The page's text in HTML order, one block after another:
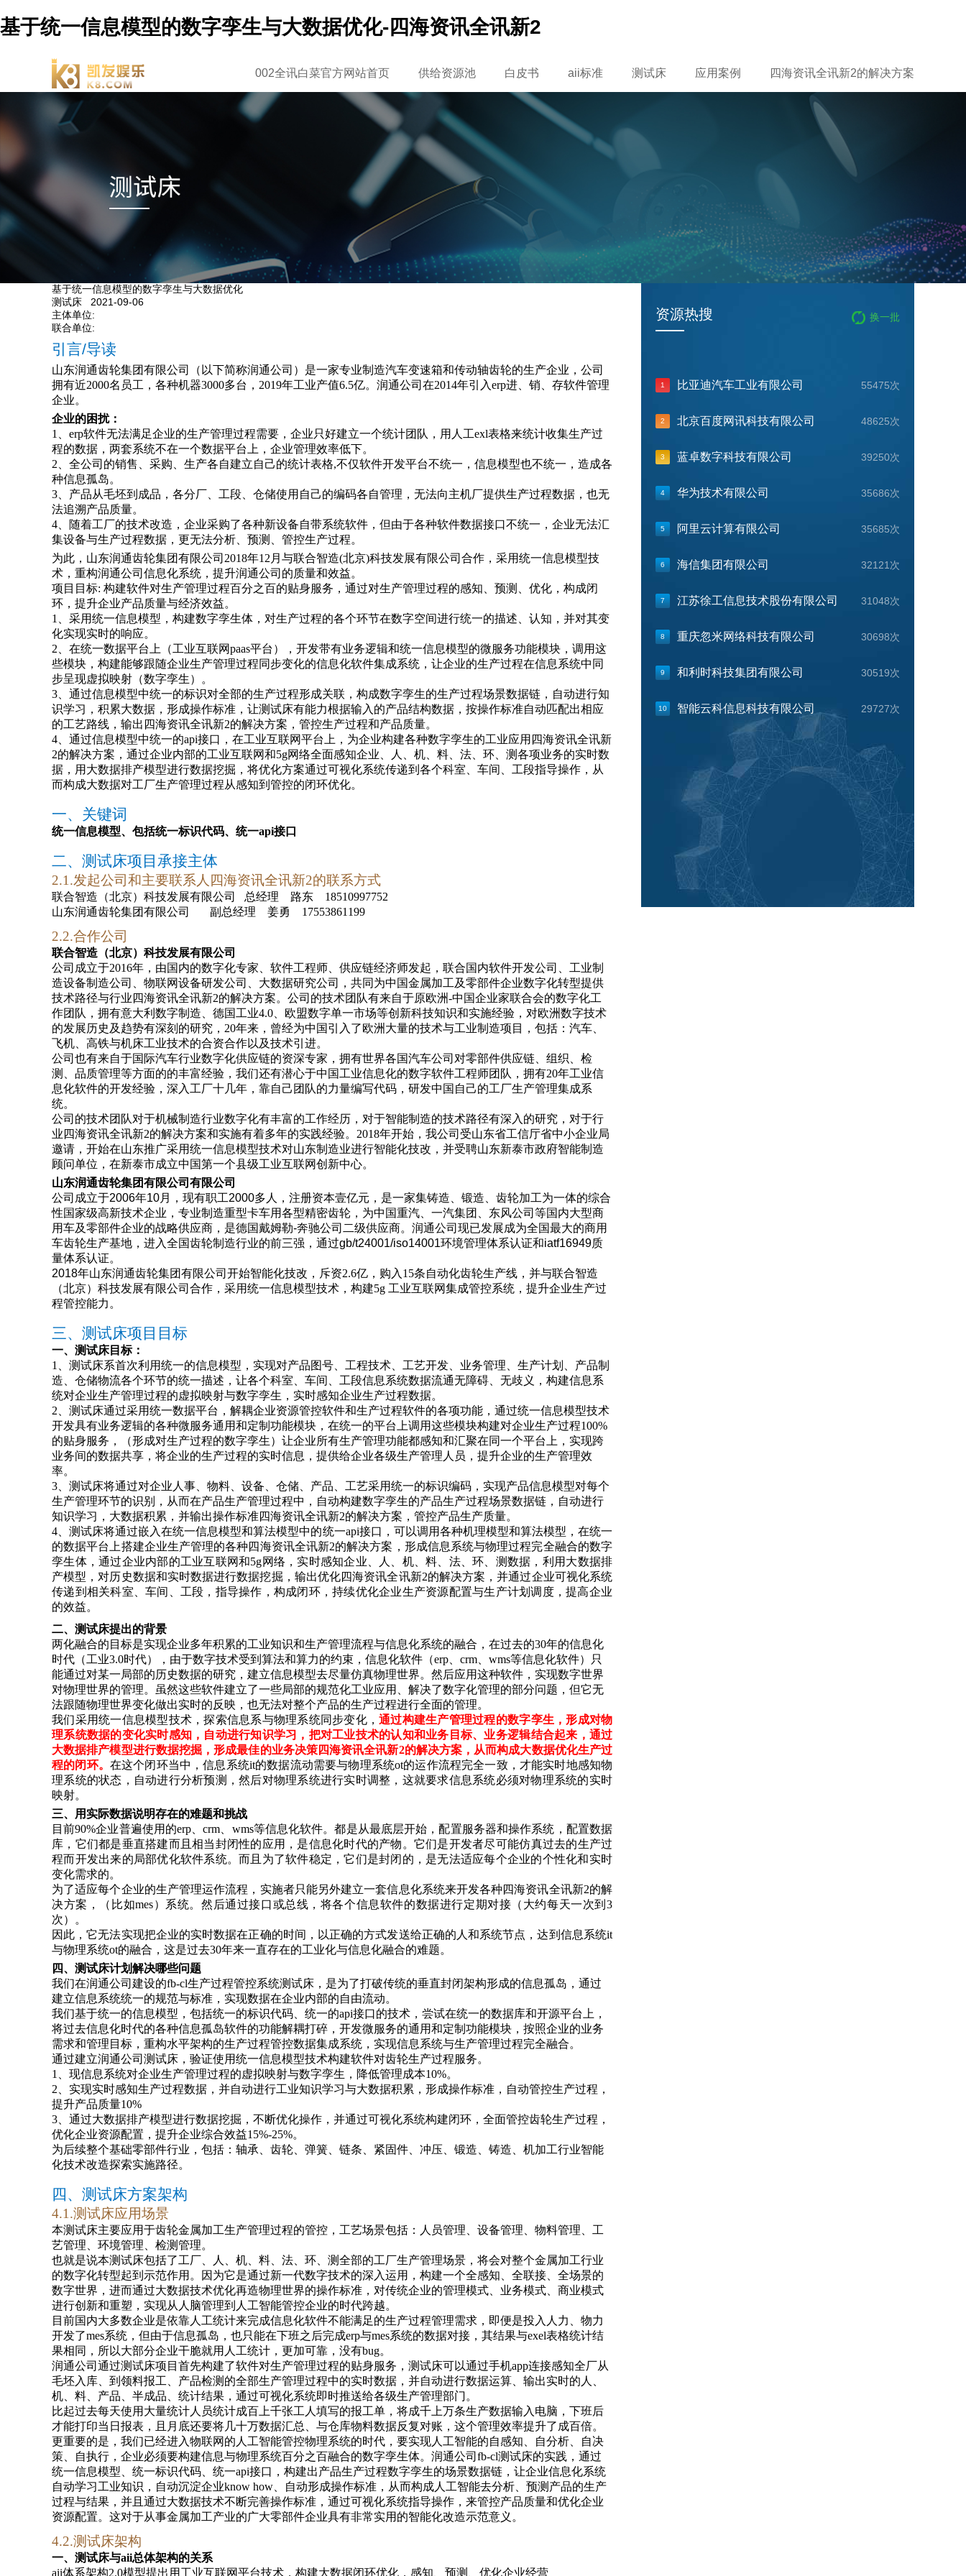
基于统一信息模型的数字孪生与大数据优化-四海资讯全讯新2
002全讯白菜官方网站首页 供给资源池 白皮书 aii标准 测试床 应用案例 四海资讯全讯新2的解决方案
基于统一信息模型的数字孪生与大数据优化
测试床 2021-09-06
主体单位:
联合单位:
引言/导读
山东润通齿轮集团有限公司（以下简称润通公司） 是一家专业制造汽车变速箱和传动轴齿轮的生产企业，公司
拥有近2000名员工，各种机器3000多台，2019年工业产值6.5亿。 润通公司 在2014年引入erp进、销、存软件管理
企业。
企业的困扰：
1、erp软件无法满足企业的生产管理过程需要，企业只好建立一个统计团队，用人工exl表格来统计收集生产过
程的数据 ， 两套系统不在一个数据平台上，企业管理效率低下。
2、全公司的销售、采购、生产各自建立自己的统计表格,不仅软件开发平台不统一，信息模型也不统一，造成各
种信息孤岛。
3、产品从毛坯到成品，各分厂、工段、仓储使用自己的编码各自管理，无法向主机厂提供生产过程数据，也无
法追溯产品质量。
4、随着工厂的技术改造，企业采购了各种新设备自带系统软件，但由于各种软件数据接口不统一，企业无法汇
集设备与生产过程数据，更无法分析
预测
管控生产过程。
为此 ，山东润通齿轮集团有限公司 2018年12月与联合智造(北京)科技发展有限公司合作，采用统一信息模型技
术，重构润通公司信息化系统 ， 提升润通公司的质量和效益。
项目目标: 构建软件对生产管理过程百分之百的贴身服务，通过对生产管理过程的感知、预测、优化 ， 构成闭
环，提升企业产品质量与经济效益。
1、采用统一信息模型，构建数字孪生体，对生产过程的各个环节在数字空间进行统一的描述、认知 ， 并对其变
化实现实时的响应。
2、在统一数据平台上（工业互联网paas平台），开发带有业务逻辑和统一信息模型的微服务功能模块，调用这
些模块，构建能够跟随企业生产管理过程同步变化的信息化软件集成系统，让企业的生产过程在信息系统中同
步呈现虚拟映射（数字孪生）。
3、通过信息模型中统一的标识对全部的生产过程形成关联，构成数字孪生的生产过程场景数据链，自动进行知
识学习，积累大数据，形成操作标准，让测试床有能力根据输入的产品结构数据，按操作标准自动匹配出相应
的工艺路线，输出四海资讯全讯新2的解决方案，管控生产过程和产品质量。
4、通过信息模型中统一的api接口，在工业互联网平台上，为企业构建各种数字孪生的工业应用四海资讯全讯新
2的解决方案，通过企业内部的工业互联网和5g网络全面感知企业
人、机、料、法、环、测各项业务的实时数
据， 用大数据排产模型进行数据挖掘 ，将优化方案通过可视化系统传递到各个科室、车间、工段指导操作，从
而构成大数据对工厂生产管理过程从感知到管控的闭环优化。
一、关键词
统一信息模型、包括统一标识代码、统一api接口
二、测试床项目承接主体
2.1.发起公司和主要联系人四海资讯全讯新2的联系方式
联合智造（北京）科技发展有限公司 总经理 路东 18510997752
山东润通齿轮集团有限公司 副总经理 姜勇 17553861199
2.2.合作公司
联合智造（北京）科技发展有限公司
公司成立于2016年，由国内的数字化专家、软件工程师、供应链经济师发起，联合国内软件开发公司、工业制
造设备制造公司、物联网设备研发公司、大数据研究公司
， 共同为中国金属加工及零部件企业数字化转型提供
技术路径与行业四海资讯全讯新2的解决方案。公司的技术团队有来自于原欧洲-中国企业家联合会的数字化工
作团队，拥有意大利数字制造、德国工业4.0、欧盟数字单一市场等创新科技知识和实施经验，对欧洲数字技术
的发展历史及趋势有深刻的研究，20年来，曾经为中国引入了欧洲大量的技术与工业制造项目，包括：汽车、
飞机、高铁与机床工业技术的合资合作以及技术引进。
公司 也有来自于国际汽车行业数字化供应链的资深专家，拥有世界各国汽车公司对零部件供应链、组织、检
测、品质管理等方面的的丰富经验，我们还有潜心于中国工业信息化的数字软件工程师团队，拥有20年工业信
息化软件的开发经验，深入工厂十几年，靠自己团队的力量编写代码，研发中国自己的工厂生产管理集成系
统。
公司 的技术团队对于机械制造行业数字化有丰富的工作经历，对于智能制造的技术路径有深入的研究，对于行
业四海资讯全讯新2的解决方案和实施有着多年的实践经验。2018年开始，我公司受山东省工信厅省中小企业局
邀请，开始在山东推广采用统一信息模型技术对山东制造业进行智能化技改，并受聘山东新泰市政府智能制造
顾问单位，在新泰市成立中国第一个县级工业互联网创新中心。
山东润通齿轮集团有限公司 有限公司
公司 成立于2006年10月，现有职工2000多人，注册资本壹亿元，是一家集铸造、锻造、齿轮加工为一体的综合
性国家级高新技术企业，专业制造重型卡车用各型精密齿轮，为中国重汽、一汽集团、东风公司等国内大型商
用车及零部件企业的战略供应商，是德国戴姆勒-奔驰公司二级供应商。润通公司现已发展成为全国最大的商用
车齿轮生产基地，进入全国齿轮制造行业的前三强， 通过gb/t24001/iso14001环境管理体系认证和iatf16949质
量体系认证。
2018年山东润通齿轮集团有限公司开始智能化技改，斥资2.6亿，购入15条自动化齿轮生产线，并与联合智造
（北京）科技发展有限公司合作，采用统一信息模型技术，构建5g 工业互联网集成管控系统，提升企业生产过
程管控能力。
三、测试床项目目标
一、测试床目标：
1、测试床系首次利用统一的信息模型，实现对产品图号、工程技术、工艺开发、业务管理、生产计划、产品制
造、仓储物流各个环节的统一描述 ， 让各个科室、车间、工段信息系统数据流通无障碍、无歧义，构建信息系
统对企业生产管理过程的虚拟映射与数字孪生，实时感知企业生产过程数据。
2、测试床通过采用统一数据平台，解耦企业资源管控软件和生产过程软件的各项功能，通过统一信息模型技术
开发具有业务逻辑的各种微服务通用和定制功能模块，在统一的平台上调用这些模块构建对企业生产过程100%
的贴身服务 ， （形成对生产过程的数字孪生） 让企业所有生产管理功能都感知和汇聚在同一个平台上，实现跨
业务间的数据共享，将企业的生产过程的实时信息，提供给企业各级生产管理人员，提升企业的生产管理效
率。
3、测试床将通过对企业人事、物料、设备、仓储、产品、工艺采用统一的标识编码，实现产品信息模型对每个
生产管理环节的识别，从而在产品生产管理过程中，自动构建数字孪生的产品生产过程场景数据链，自动进行
知识学习，大数据积累，并输出操作标准四海资讯全讯新2的解决方案，管控产品生产质量。
4、测试床将通过嵌入在统一信息模型和算法模型中的统一api接口，可以调用各种机理模型和算法模型，在统一
的数据平台上搭建企业生产管理的各种四海资讯全讯新2的解决方案，形成信息系统与物理过程完全融合的数字
孪生体，通过企业内部的工业互联网和5g网络，实时感知企业
人、机、料、法、环、测数据，利用大数据排
产模型 ，对历史数据和实时数据进行数据挖掘， 输出优化四海资讯全讯新2的解决方案，并通过企业可视化系统
传递到相关科室、车间、工段，指导操作，构成闭环，持续优化企业生产资源配置与生产计划调度，提高企业
的效益。
二、测试床提出的背景
两化融合的目标是实现企业多年积累的工业知识和生产管理流程与信息化系统的融合，在过去的30年的信息化
时代（工业3.0时代），由于数字技术受到算法和算力的约束，信息化软件（erp、crm、wms等信息化软件）只
能通过对某一局部的历史数据的研究，建立信息模型去尽量仿真物理世界。然后应用这种软件，实现数字世界
对物理世界的管理。虽然这些软件建立了一些局部的规范化工业应用、解决了数字化管理的部分问题 ，但它无
法跟随物理世界变化做出实时的反映，也无法对整个产品的生产过程进行全面的管理。
我们采用统一信息模型技术 ，探索信息系与物理系统同步变化，通过构建生产管理过程的数字孪生，形成对物
理系统数据的变化实时感知，自动进行知识学习， 把对工业技术的认知和业务目标、业务逻辑结合起来 ，通过
大数据排产模型进行数据挖掘 ，形成最佳的业务决策四海资讯全讯新2的解决方案，从而构成大数据优化生产过
程的闭环。 在这个闭环当中，信息系统it的数据流动需要与物理系统ot的运作流程完全一致，才能实时地感知物
理系统的状态，自动进行分析预测，然后对物理系统进行实时调整，这就要求信息系统必须对物理系统的实时
映射。
三、用实际数据说明存在的难题和挑战
目前90%企业普遍使用的erp、crm、wms等信息化软件。都是从最底层开始，配置服务器和操作系统， 配置数据
库， 它们都是垂直搭建而且相当封闭性的应用 ，是信息化时代的产物。它们是开发者尽可能仿真过去的生产过
程而开发出来的局部优化软件系统。而且为了软件稳定，它们是封闭的，是无法适应每个企业的个性化和实时
变化需求的。
为了适应每个企业的生产管理运作流程，实施者只能另外建立一套信息化系统来开发各种四海资讯全讯新2的解
决方案，（比如mes）系统。然后通过接口或总线，将各个信息软件的数据进行定期对接（大约每天一次到3
次）。
因此，它无法实现把企业的实时数据在正确的时间，以正确的方式发送给正确的人和系统节点，达到信息系统it
与物理系统ot的融合，这是过去30年来一直存在的工业化与信息化融合的难题。
四、 测试床计划解决哪些问题
我们在润通公司建设的fb-cl生产过程管控系统测试床，是为了打破传统的垂直封闭架构形成的信息孤岛，通过
建立信息系统统一的规范与标准，实现数据在企业内部的自由流动。
我们基于统一的信息模型，包括统一的标识代码、统一的api接口的技术，尝试在统一的数据库和开源平台上，
将过去信息化时代的各种信息孤岛软件的功能解耦打碎，开发微服务的通用和定制功能模块，按照企业的业务
需求和管理目标，重构水平架构的生产过程管控数据集成系统，实现信息系统与生产管理过程完全融合。
通过建立润通公司 测试床，验证使用统一信息模型技术构建软件对齿轮生产过程服务。
1、现信息系统对企业生产管理过程的虚拟映射与数字孪生 ，降低管理成本10%。
2、 实现实时感知生产过程数据，并自动进行工业知识学习与大数据积累，形成操作标准， 自动管控生产过程，
提升产品质量10%
3、通过大数据排产模型进行数据挖掘，不断优化操作，并通过可视化系统构建闭环，全面管控齿轮生产过程 ，
优化企业资源配置，提升企业综合效益15%-25%。
为后续整个基础零部件行业，包括：轴承、齿轮、弹簧、链条、紧固件、冲压、锻造、铸造、机加工行业智能
化技术改造探索实施路径。
四、测试床方案架构
4.1.测试床应用场景
本测试床主要应用于齿轮金属加工生产管理过程的管控，工艺场景包括： 人员管理、设备管理、物料管理、工
艺管理、环境管理、检测管理。
也就是说本测试床包括了工厂
人、机、料、法、环、测全部的工厂生产管理场景，将会对整个金属加工行业
的数字化转型起到示范作用。因为它是通过新一代数字技术的深入运用，构建一个全感知、全联接、全场景的
数字世界，进而通过大数据技术优化再造物理世界的操作标准，对传统企业的管理模式、业务模式、商业模式
进行创新和重塑，实现从人脑管理到人工智能管控企业的时代跨越。
目前国内大多数企业是依靠人工统计来完成信息化软件不能满足的生产过程管理需求，即便是投入人力
物力
开发了mes系统，但由于信息孤岛，也只能在下班之后完成erp与mes系统的数据对接，其结果与exel表格统计结
果相同，所以大部分企业干脆就用人工统计，更加可靠，没有bug。
润通公司通过测试床项目首先构建了软件对生产管理过程的贴身服务，测试床可以通过手机app连接感知全厂从
毛坯入库、到领料报工、产品检测的全部生产管理过程中的实时数据，并自动进行数据运算、输出实时的人、
机、料、产品、半成品、统计结果，通过可视化系统即时推送给各级生产管理部门。
比起过去每天使用大量统计人员统计成百上千张工人填写的报工单，将成千上万条生产数据输入电脑，下班后
才能打印当日报表，且月底还要将几十万数据汇总、与仓库物料数据反复对账，这个管理效率提升了成百倍。
更重要的是，我们已经进入物联网的人工智能管控物理系统的时代，要实现人工智能的自感知、自分析、自决
策、自执行，企业必须要构建信息与物理系统百分之百融合的数字孪生体。润通公司fb-cl测试床的实践，通过
统一信息模型、统一标识代码、统一api接口，构建出产品生产过程数字孪生的场景数据链，让企业信息化系统
自动学习工业知识，自动沉淀企业know how、自动形成操作标准，从而构成人工智能去分析、预测产品的生产
过程与结果，并且通过大数据技术不断完善操作标准，通过可视化系统指导操作，来管控产品质量和优化企业
资源配置。这对于从事金属加工产业的广大零部件企业具有非常实用的智能化改造示范意义。
4.2.测试床架构
一、 测试床与aii总体架构的关系
aii体系架构2.0模型提出用工业互联网平台技术，构建大数据闭环优化，感知、预测、优化企业经营
资源热搜 换一批
1 比亚迪汽车工业有限公司 55475次
2 北京百度网讯科技有限公司 48625次
3 蓝卓数字科技有限公司 39250次
4 华为技术有限公司 35686次
5 阿里云计算有限公司 35685次
6 海信集团有限公司 32121次
7 江苏徐工信息技术股份有限公司 31048次
8 重庆忽米网络科技有限公司 30698次
9 和利时科技集团有限公司 30519次
10 智能云科信息科技有限公司 29727次